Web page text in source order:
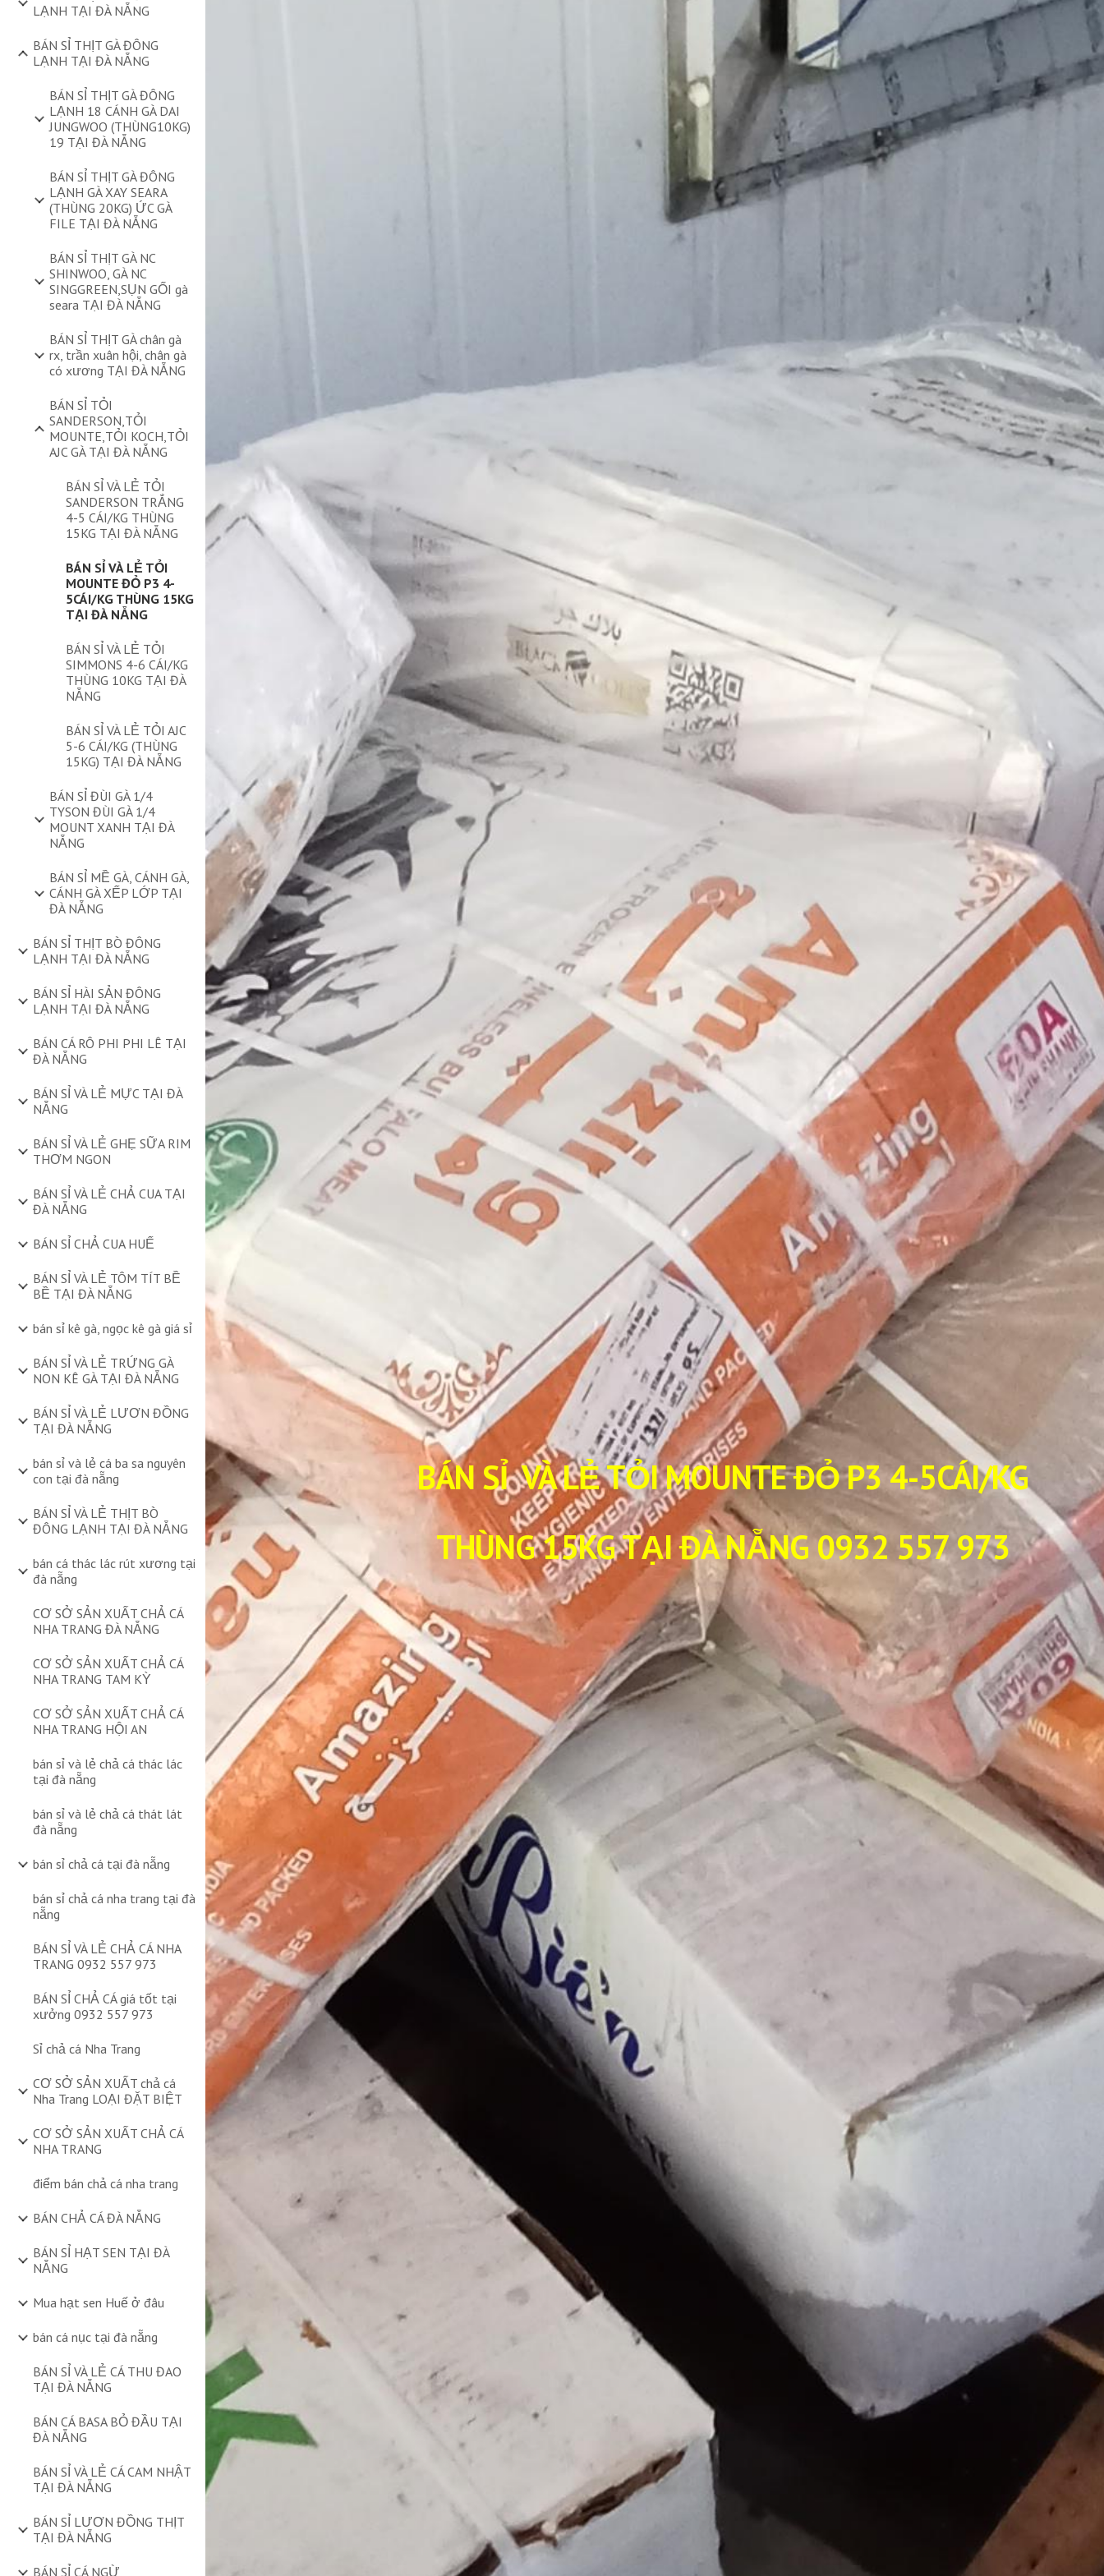
LẠNH TẠI ĐÀ NẴNG
BÁN SỈ THỊT GÀ ĐÔNG
LẠNH TẠI ĐÀ NẴNG
BÁN SỈ THỊT GÀ ĐÔNG
LẠNH 18 CÁNH GÀ DAI
JUNGWOO (THÙNG10KG)
19 TẠI ĐÀ NẴNG
BÁN SỈ THỊT GÀ ĐÔNG
LẠNH GÀ XAY SEARA
(THÙNG 20KG) ỨC GÀ
FILE TẠI ĐÀ NẴNG
BÁN SỈ THỊT GÀ NC
SHINWOO, GÀ NC
SINGGREEN,SỤN GỐI gà
seara TẠI ĐÀ NẴNG
BÁN SỈ THỊT GÀ chân gà
rx, trần xuân hội, chân gà
có xương TẠI ĐÀ NẴNG
BÁN SỈ TỎI
SANDERSON,TỎI
MOUNTE,TỎI KOCH,TỎI
AJC GÀ TẠI ĐÀ NẴNG
BÁN SỈ VÀ LẺ TỎI
SANDERSON TRẮNG
4-5 CÁI/KG THÙNG
15KG TẠI ĐÀ NẴNG
BÁN SỈ VÀ LẺ TỎI
MOUNTE ĐỎ P3 4-
5CÁI/KG THÙNG 15KG
TẠI ĐÀ NẴNG
BÁN SỈ VÀ LẺ TỎI
SIMMONS 4-6 CÁI/KG
THÙNG 10KG TẠI ĐÀ
NẴNG
BÁN SỈ VÀ LẺ TỎI AJC
5-6 CÁI/KG (THÙNG
15KG) TẠI ĐÀ NẴNG
BÁN SỈ ĐÙI GÀ 1/4
TYSON ĐÙI GÀ 1/4
MOUNT XANH TẠI ĐÀ
NẴNG
BÁN SỈ MỀ GÀ, CÁNH GÀ,
CÁNH GÀ XẾP LỚP TẠI
ĐÀ NẴNG
BÁN SỈ THỊT BÒ ĐÔNG
LẠNH TẠI ĐÀ NẴNG
BÁN SỈ HÀI SẢN ĐÔNG
LẠNH TẠI ĐÀ NẴNG
BÁN CÁ RÔ PHI PHI LÊ TẠI
ĐÀ NẴNG
BÁN SỈ VÀ LẺ MỰC TẠI ĐÀ
NẴNG
BÁN SỈ VÀ LẺ GHẸ SỮA RIM
THƠM NGON
BÁN SỈ VÀ LẺ CHẢ CUA TẠI
ĐÀ NẴNG
BÁN SỈ CHẢ CUA HUẾ
BÁN SỈ VÀ LẺ TÔM TÍT BỀ
BỀ TẠI ĐÀ NẴNG
bán sỉ kê gà, ngọc kê gà giá sỉ
BÁN SỈ VÀ LẺ TRỨNG GÀ
NON KÊ GÀ TẠI ĐÀ NẴNG
BÁN SỈ VÀ LẺ LƯƠN ĐỒNG
TẠI ĐÀ NẴNG
bán sỉ và lẻ cá ba sa nguyên
con tại đà nẵng
BÁN SỈ VÀ LẺ THỊT BÒ
ĐÔNG LẠNH TẠI ĐÀ NẴNG
bán cá thác lác rút xương tại
đà nẵng
CƠ SỞ SẢN XUẤT CHẢ CÁ
NHA TRANG ĐÀ NẴNG
CƠ SỞ SẢN XUẤT CHẢ CÁ
NHA TRANG TAM KỲ
CƠ SỞ SẢN XUẤT CHẢ CÁ
NHA TRANG HỘI AN
bán sỉ và lẻ chả cá thác lác
tại đà nẵng
bán sỉ và lẻ chả cá thát lát
đà nẵng
bán sỉ chả cá tại đà nẵng
bán sỉ chả cá nha trang tại đà
nẵng
BÁN SỈ VÀ LẺ CHẢ CÁ NHA
TRANG 0932 557 973
BÁN SỈ CHẢ CÁ giá tốt tại
xưởng 0932 557 973
Sỉ chả cá Nha Trang
CƠ SỞ SẢN XUẤT chả cá
Nha Trang LOẠI ĐẶT BIỆT
CƠ SỞ SẢN XUẤT CHẢ CÁ
NHA TRANG
điểm bán chả cá nha trang
BÁN CHẢ CÁ ĐÀ NẴNG
BÁN SỈ HẠT SEN TẠI ĐÀ
NẴNG
Mua hạt sen Huế ở đâu
bán cá nục tại đà nẵng
BÁN SỈ VÀ LẺ CÁ THU ĐAO
TẠI ĐÀ NẴNG
BÁN CÁ BASA BỎ ĐẦU TẠI
ĐÀ NẴNG
BÁN SỈ VÀ LẺ CÁ CAM NHẬT
TẠI ĐÀ NẴNG
BÁN SỈ LƯƠN ĐỒNG THỊT
TẠI ĐÀ NẴNG
BÁN SỈ CÁ NGỪ
BÁN SỈ VÀ LẺ TỎI MOUNTE ĐỎ P3 4-5CÁI/KG
THÙNG 15KG TẠI ĐÀ NẴNG0932 557 973